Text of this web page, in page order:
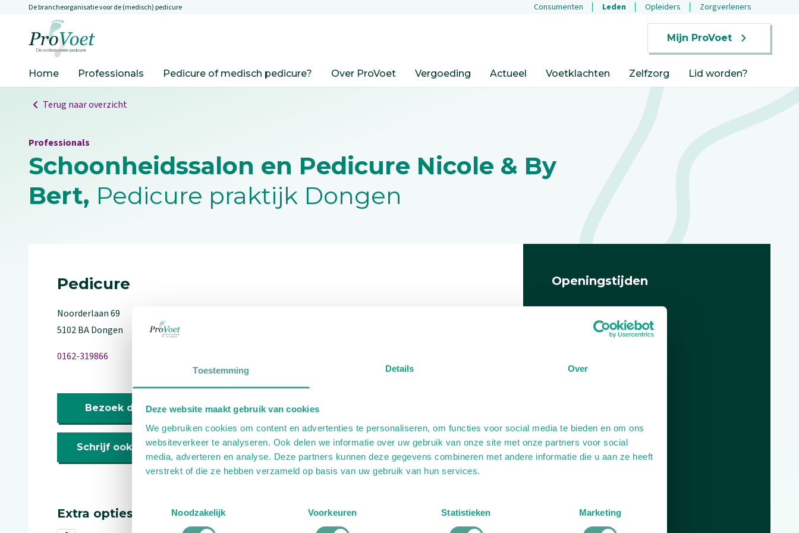
Toestemming Details Over
Deze website maakt gebruik van cookies
We gebruiken cookies om content en advertenties te personaliseren, om functies voor social media te bieden en om ons
websiteverkeer te analyseren. Ook delen we informatie over uw gebruik van onze site met onze partners voor social
media, adverteren en analyse. Deze partners kunnen deze gegevens combineren met andere informatie die u aan ze heeft
verstrekt of die ze hebben verzameld op basis van uw gebruik van hun services.
Noodzakelijk
Voorkeuren Statistieken Marketing
Overslaan en naar de inhoud gaan
De brancheorganisatie voor de (medisch) pedicure Consumenten Leden Opleiders Zorgverleners
Mijn ProVoet
Home Professionals Pedicure of medisch pedicure? Over ProVoet Vergoeding Actueel Voetklachten Zelfzorg Lid worden?
Terug naar overzicht
Professionals
Schoonheidssalon en Pedicure Nicole & By
Bert, Pedicure praktijk Dongen
Pedicure
Noorderlaan69
5102 BADongen
0162-319866
Bezoek de website
Schrijf ook een review
Extra opties
Openingstijden
DagTijd
Plan je route